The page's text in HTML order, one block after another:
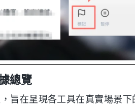
總覽
旨在呈現各工具在真實場景下